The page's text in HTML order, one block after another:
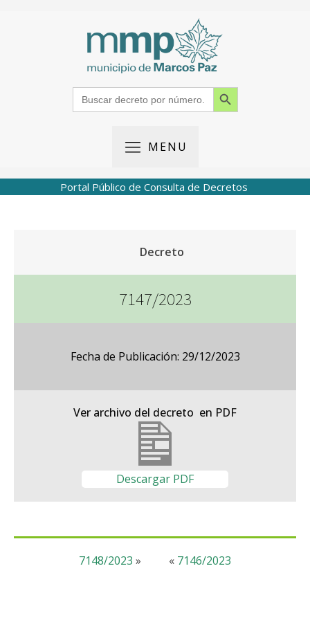
Search
for:
Search Button
MENU
Portal Público de Consulta de Decretos
Decreto
7147/2023
Fecha de Publicación: 29/12/2023
Ver archivo del decreto en PDF
Descargar PDF
« 7146/2023
7148/2023 »